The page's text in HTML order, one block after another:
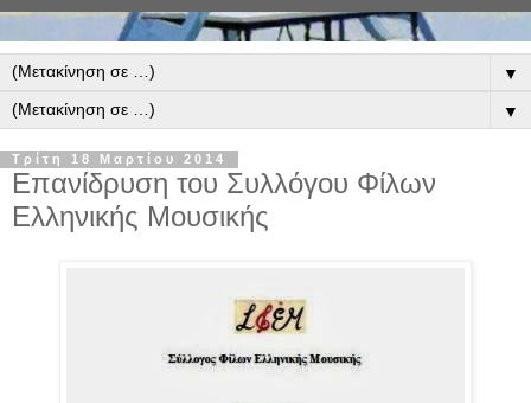
▼
▼
Τρίτη 18 Μαρτίου 2014
Επανίδρυση του Συλλόγου Φίλων
Ελληνικής Μουσικής